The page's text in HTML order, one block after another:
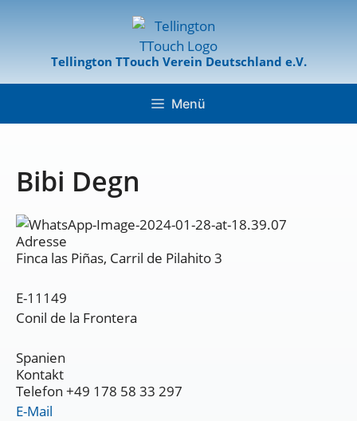
Tellington TTouch Verein Deutschland e.V.
Menü
Bibi Degn
Adresse
Finca las Piñas, Carril de Pilahito 3
E-11149
Conil de la Frontera
Spanien
Kontakt
Telefon +49 178 58 33 297
E-Mail